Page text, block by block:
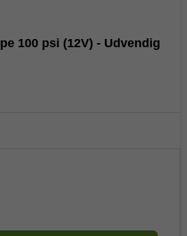
100 psi (12V) - Udvendig